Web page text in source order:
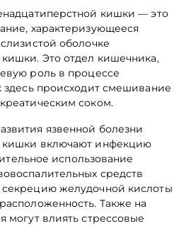
кишки — это
характеризующееся
оболочке
Это отдел кишечника,
роль в процессе
здесь происходит смешивание
соком.
язвенной болезни
кишки включают инфекцию
использование
средств
желудочной кислоты
Также на
могут влиять стрессовые